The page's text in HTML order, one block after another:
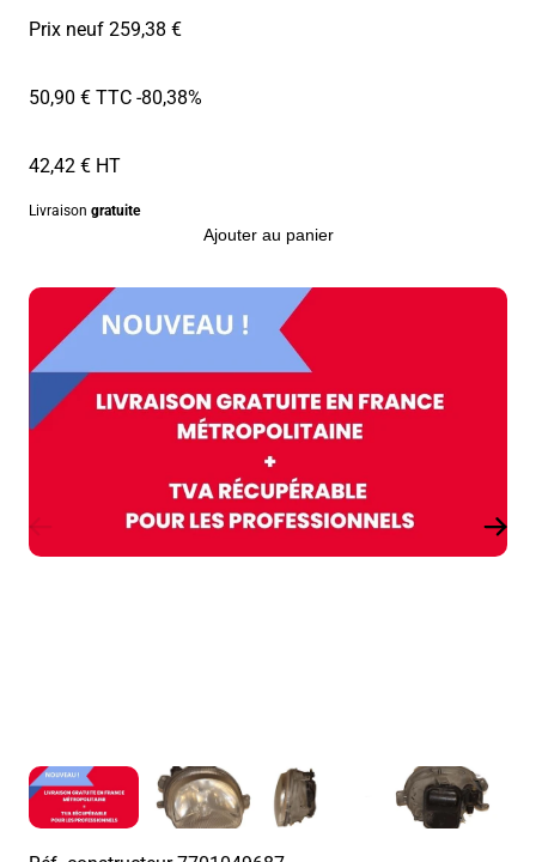
Prix neuf 259,38 €
50,90 € TTC-80,38%
42,42 € HT
Livraison gratuite
Ajouter au panier